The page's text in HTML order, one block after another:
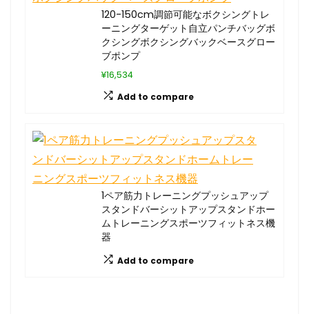
120-150cm調節可能なボクシングトレ
ーニングターゲット自立パンチバッグボ
クシングボクシングバックベースグロー
ブポンプ
¥16,534
Add to compare
1ペア筋力トレーニングプッシュアップ
スタンドバーシットアップスタンドホー
ムトレーニングスポーツフィットネス機
器
Add to compare